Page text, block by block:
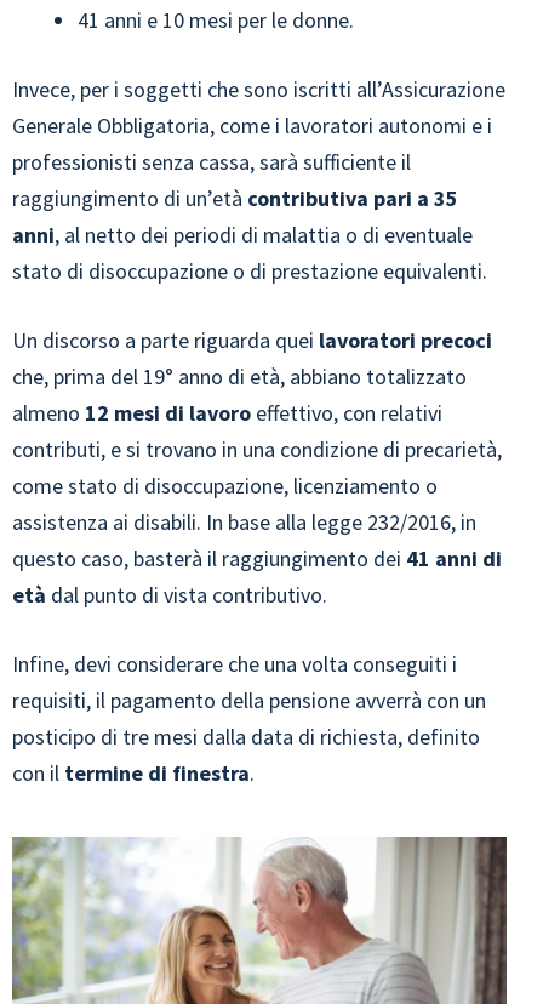
41 anni e 10 mesi per le donne.
Invece, per i soggetti che sono iscritti all’Assicurazione
Generale Obbligatoria, come i lavoratori autonomi e i
professionisti senza cassa, sarà sufficiente il
raggiungimento di un’età contributiva pari a 35
anni, al netto dei periodi di malattia o di eventuale
stato di disoccupazione o di prestazione equivalenti.
Un discorso a parte riguarda quei lavoratori precoci
che, prima del 19° anno di età, abbiano totalizzato
almeno 12 mesi di lavoro effettivo, con relativi
contributi, e si trovano in una condizione di precarietà,
come stato di disoccupazione, licenziamento o
assistenza ai disabili. In base alla legge 232/2016, in
questo caso, basterà il raggiungimento dei 41 anni di
età dal punto di vista contributivo.
Infine, devi considerare che una volta conseguiti i
requisiti, il pagamento della pensione avverrà con un
posticipo di tre mesi dalla data di richiesta, definito
con il termine di finestra.